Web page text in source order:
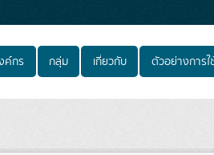
ค์กร กลุ่ม เกี่ยวกับ ตัวอย่างการ